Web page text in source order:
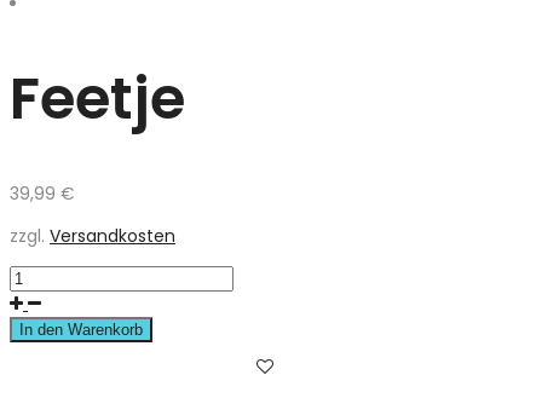
Feetje
39,99 €
zzgl. Versandkosten
In den Warenkorb